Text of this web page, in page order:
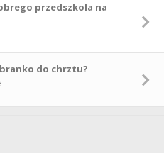
przedszkola na
do chrztu?